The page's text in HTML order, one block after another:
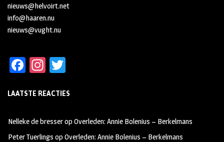
nieuws@helvoirt.net
info@haaren.nu
nieuws@vught.nu
Fa
b
oo
k
In
ag
m
tt
LAATSTE REACTIES
Nelleke de bresseropOverleden: Annie Bolenius – Berkelmans
Peter Tuerlings opOverleden: Annie Bolenius – Berkelmans